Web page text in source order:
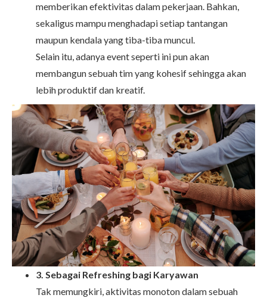
memberikan efektivitas dalam pekerjaan. Bahkan,
sekaligus mampu menghadapi setiap tantangan
maupun kendala yang tiba-tiba muncul.
Selain itu, adanya event seperti ini pun akan
membangun sebuah tim yang kohesif sehingga akan
lebih produktif dan kreatif.
3. Sebagai Refreshing bagi Karyawan
Tak memungkiri, aktivitas monoton dalam sebuah